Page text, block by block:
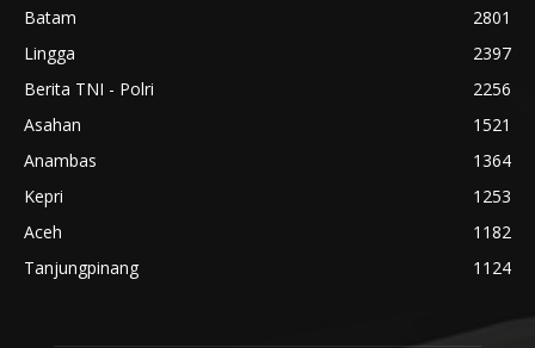
Batam
2801
Lingga
2397
Berita TNI - Polri
2256
Asahan
1521
Anambas
1364
Kepri
1253
Aceh
1182
Tanjungpinang
1124